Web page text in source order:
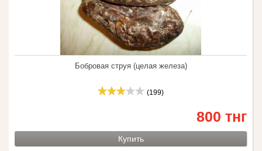
Бобровая струя (целая железа)
(199)
800 тнг
Купить